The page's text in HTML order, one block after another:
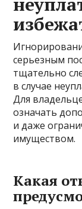
серьезным
тщательно
в случае
Для
означать
и даже
имуществом.
Какая